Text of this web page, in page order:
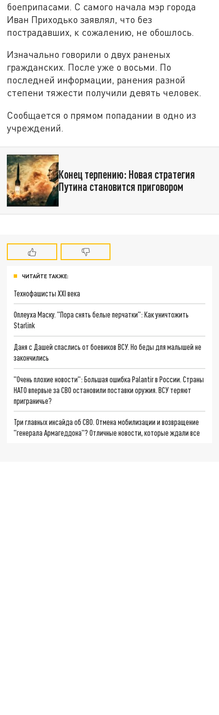
боеприпасами. С самого начала мэр города
Иван Приходько заявлял, что без
пострадавших, к сожалению, не обошлось.
Изначально говорили о двух раненых
гражданских. После уже о восьми. По
последней информации, ранения разной
степени тяжести получили девять человек.
Сообщается о прямом попадании в одно из
учреждений.
Конец терпению: Новая стратегия
Путина становится приговором
ЧИТАЙТЕ ТАКЖЕ:
Технофашисты XXI века
Оплеуха Маску. "Пора снять белые перчатки": Как уничтожить
Starlink
Даня с Дашей спаслись от боевиков ВСУ. Но беды для малышей не
закончились
"Очень плохие новости": Большая ошибка Palantir в России. Страны
НАТО впервые за СВО остановили поставки оружия. ВСУ теряют
приграничье?
Три главных инсайда об СВО. Отмена мобилизации и возвращение
"генерала Армагеддона"? Отличные новости, которые ждали все